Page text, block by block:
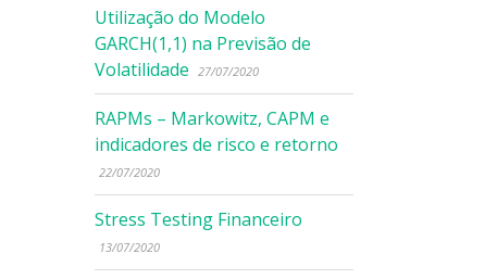
Utilização do Modelo
GARCH(1,1) na Previsão de
Volatilidade
27/07/2020
RAPMs – Markowitz, CAPM e
indicadores de risco e retorno
22/07/2020
Stress Testing Financeiro
13/07/2020